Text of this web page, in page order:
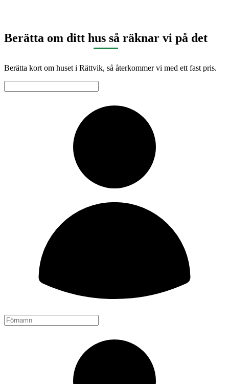
Berätta om ditt hus så räknar vi på det
Berätta kort om huset i Rättvik, så återkommer vi med ett fast pris.